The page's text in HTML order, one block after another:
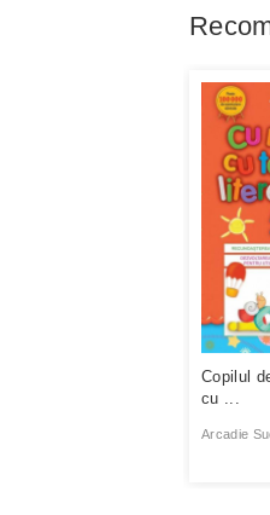
Copilul
cu ...
Arcadie